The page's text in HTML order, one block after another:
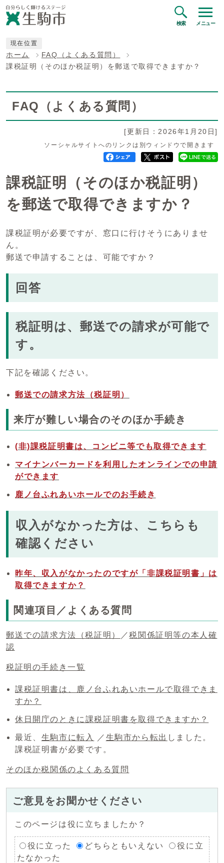
検索 メニュー
現在位置
ホーム
FAQ（よくある質問）
課税証明（そのほか税証明）を郵送で取得できますか？
FAQ（よくある質問）
[更新日：2026年1月20日]
ソーシャルサイトへのリンクは別ウィンドウで開きます
課税証明（そのほか税証明）
を郵送で取得できますか？
課税証明が必要ですが、窓口に行けそうにありませ
ん。
郵送で申請することは、可能ですか？
回答
税証明は、郵送での請求が可能で
す。
下記を確認ください。
郵送での請求方法（税証明）
来庁が難しい場合のそのほか手続き
(非)課税証明書は、コンビニ等でも取得できます
マイナンバーカードを利用したオンラインでの申請
ができます
鹿ノ台ふれあいホールでのお手続き
収入がなかった方は、こちらも
確認ください
昨年、収入がなかったのですが「非課税証明書」は
取得できますか？
関連項目／よくある質問
郵送での請求方法（税証明） ／税関係証明等の本人確
認
税証明の手続き一覧
課税証明書は、鹿ノ台ふれあいホールで取得できま
すか？
休日開庁のときに課税証明書を取得できますか？
最近、 生駒市に転入 ／ 生駒市から転出 しました。
課税証明書が必要です。
そのほか税関係のよくある質問
ご意見をお聞かせください
このページは役に立ちましたか？
役に立った どちらともいえない
役に立
たなかった